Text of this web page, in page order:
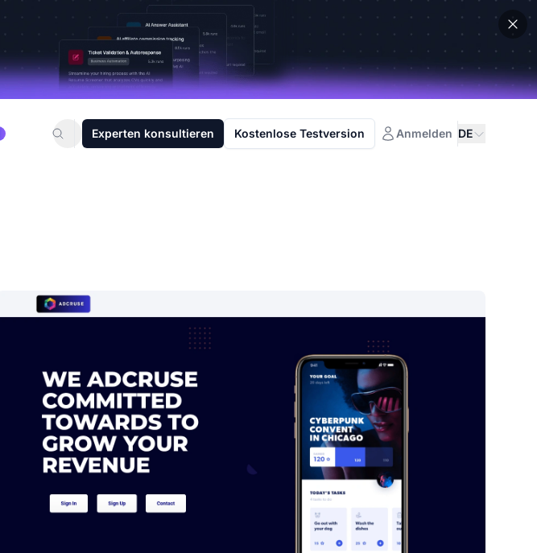
Experten konsultieren Kostenlose Testversion Anmelden DE